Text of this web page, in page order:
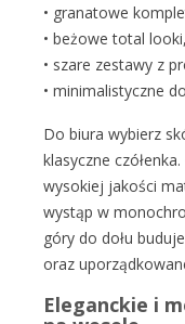
• granatowe
• beżowe total looki,
• szare zestawy z
• minimalistyczne
Do biura wybierz
klasyczne
wysokiej jakości
wystąp w
góry do dołu
oraz
Eleganckie i